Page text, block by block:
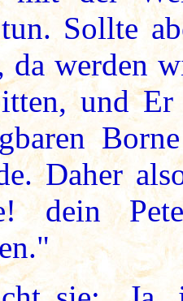
Sollte
da werden
und
Daher
dein